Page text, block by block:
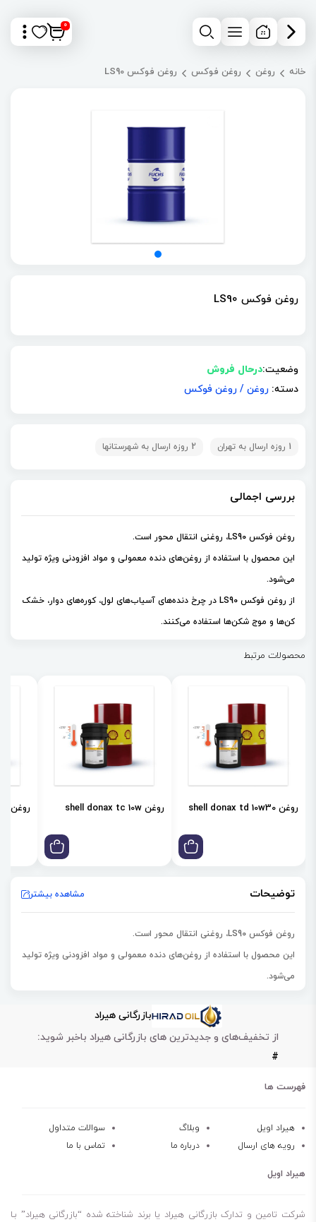
0
خانه روغن روغن فوکس روغن فوکس LS90
روغن فوکس LS90
وضعیت:درحال فروش
دسته: روغن / روغن فوکس
1 روزه ارسال به تهران 2 روزه ارسال به شهرستانها
بررسی اجمالی
روغن فوکس LS90، روغنی انتقال محور است.
این محصول با استفاده از روغن‌های دنده معمولی و مواد افزودنی ویژه تولید
می‌شود.
از روغن فوکس LS90 در چرخ دنده‌های آسیاب‌های لول، کوره‌های دوار، خشک
کن‌ها و موج شکن‌ها استفاده می‌کنند.
محصولات مرتبط
روغن shell donax td 10w30 روغن shell donax tc 10w روغن shell donax td 85w
توضیحات مشاهده بیشتر
روغن فوکس LS90، روغنی انتقال محور است.
این محصول با استفاده از روغن‌های دنده معمولی و مواد افزودنی ویژه تولید
می‌شود.
کن‌ها و موج شکن‌ها استفاده می‌کنند.
مانع از سر و صدا
سازگاری با مهر و موم
خاصیت ضد زنگ و خوردگی
بازرگانی هیراد
از تخفیف‌های و جدیدترین های بازرگانی هیراد باخبر شوید:
#
فهرست ها
هیراد اویل وبلاگ
سوالات متداول
رویه های ارسال
درباره ما تماس با ما
هیراد اویل
شرکت تامین و تدارک بازرگانی هیراد یا برند شناخته شده “بازرگانی هیراد” بـا